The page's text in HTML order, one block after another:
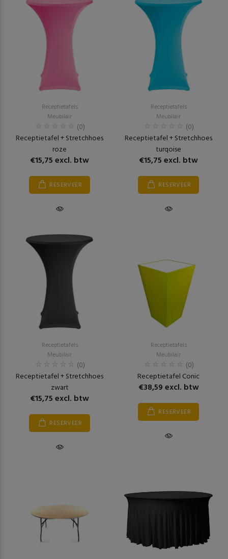
Receptietafels
Meubilair
(0)
Receptietafel + Stretchhoes
roze
€15,75 excl. btw
RESERVEER
Receptietafels
Meubilair
(0)
Receptietafel + Stretchhoes
turqoise
€15,75 excl. btw
RESERVEER
Receptietafels
Meubilair
(0)
Receptietafel + Stretchhoes
zwart
€15,75 excl. btw
RESERVEER
Receptietafels
Meubilair
(0)
Receptietafel Conic
€38,59 excl. btw
RESERVEER